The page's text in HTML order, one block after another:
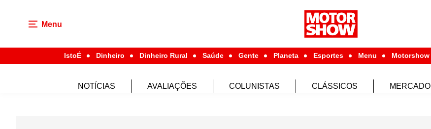
Menu
IstoÉ Dinheiro Dinheiro Rural Saúde Gente Planeta Esportes Menu Motorshow
NOTÍCIAS AVALIAÇÕES COLUNISTAS CLÁSSICOS MERCADO